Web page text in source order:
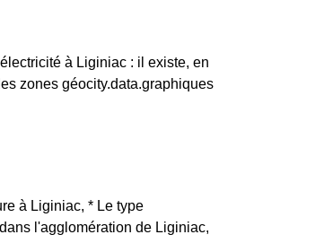
à Liginiac : il existe, en
zones géocity.data.graphiques
à Liginiac, * Le type
l'agglomération de Liginiac,